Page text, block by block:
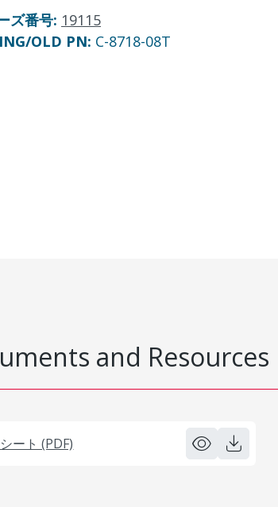
ズ番号: 19115
OLD PN: C-8718-08T
and Resources
ート (PDF)